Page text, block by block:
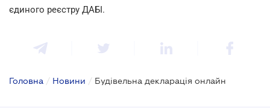
єдиного реєстру ДАБІ.
Головна / Новини / Будівельна декларація онлайн